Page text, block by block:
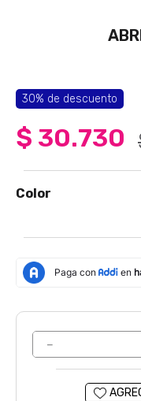
30% de descuento
$ 30.730
Color
－
ollas
cafetera
caldero
10. cuchillos